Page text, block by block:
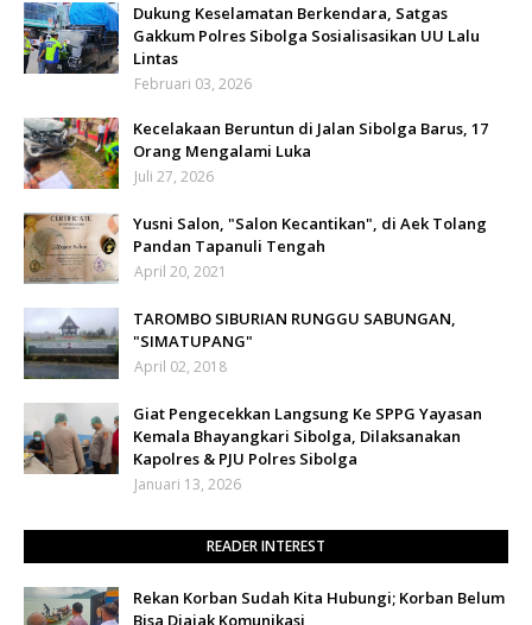
Dukung Keselamatan Berkendara, Satgas
Gakkum Polres Sibolga Sosialisasikan UU Lalu
Lintas
Februari 03, 2026
Kecelakaan Beruntun di Jalan Sibolga Barus, 17
Orang Mengalami Luka
Juli 27, 2026
Yusni Salon, "Salon Kecantikan", di Aek Tolang
Pandan Tapanuli Tengah
April 20, 2021
TAROMBO SIBURIAN RUNGGU SABUNGAN,
"SIMATUPANG"
April 02, 2018
Giat Pengecekkan Langsung Ke SPPG Yayasan
Kemala Bhayangkari Sibolga, Dilaksanakan
Kapolres & PJU Polres Sibolga
Januari 13, 2026
READER INTEREST
Rekan Korban Sudah Kita Hubungi; Korban Belum
Bisa Diajak Komunikasi